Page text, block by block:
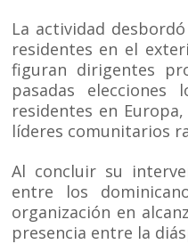
La actividad
residentes en el
figuran dirigentes
pasadas
residentes en
líderes comunitarios
Al concluir su
entre los
organización en
presencia entre la